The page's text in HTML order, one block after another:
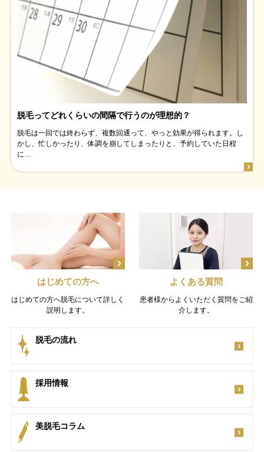
脱毛ってどれくらいの間隔で行うのが理想的？
脱毛は一回では終わらず、複数回通って、やっと効果が得られます。し
かし、忙しかったり、体調を崩してしまったりと、予約していた日程
に…
はじめての方へ
はじめての方へ脱毛について詳しく
説明します。
よくある質問
患者様からよくいただく質問をご紹
介します。
脱毛の流れ
採用情報
美脱毛コラム